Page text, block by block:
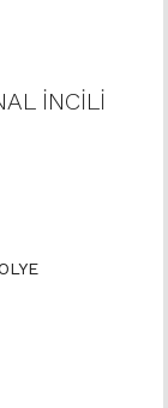
İNCİLİ